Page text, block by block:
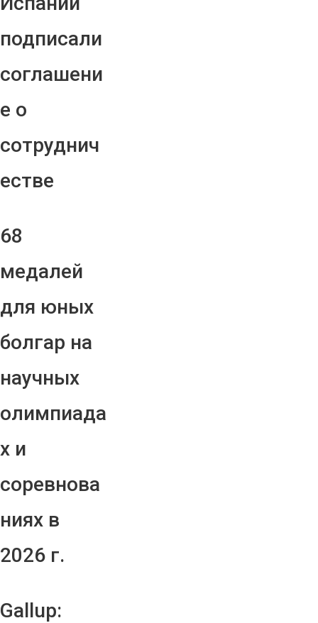
подписали
соглашени
е о
сотруднич
естве
68
медалей
для юных
болгар на
научных
олимпиада
х и
соревнова
ниях в
2026 г.
Gallup: